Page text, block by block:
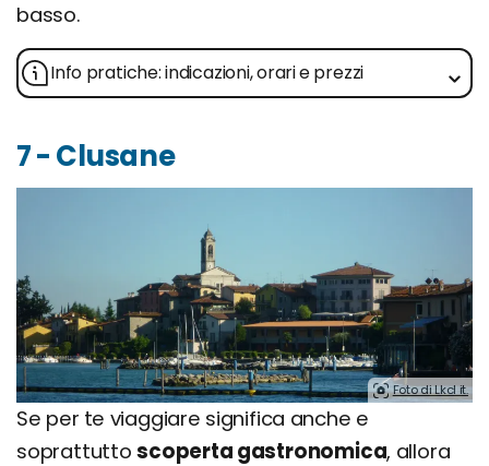
basso.
Info pratiche: indicazioni, orari e prezzi
7 - Clusane
Foto di Lkcl it.
Se per te viaggiare significa anche e
soprattuttoscoperta gastronomica, allora